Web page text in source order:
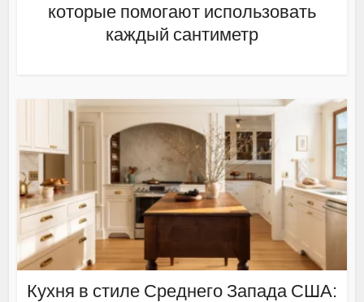
которые помогают использовать
каждый сантиметр
Кухня в стиле Среднего Запада США: